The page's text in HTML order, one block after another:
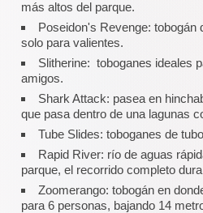
más altos del parque.
Poseidon's Revenge: tobogán
solo para valientes.
Slitherine: toboganes ideales
amigos.
Shark Attack: pasea en
que pasa dentro de una lagunas
Tube Slides: toboganes de
Rapid River: río de aguas
parque, el recorrido completo
Zoomerango: tobogán en
para 6 personas, bajando 14